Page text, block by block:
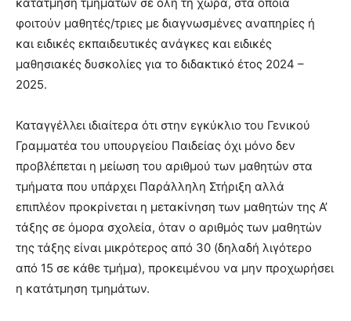
φοιτούν μαθητές/τριες με διαγνωσμένες αναπηρίες ή
και ειδικές εκπαιδευτικές ανάγκες και ειδικές
μαθησιακές δυσκολίες για το διδακτικό έτος 2024 –
2025.
Καταγγέλλει ιδιαίτερα ότι στην εγκύκλιο του Γενικού
Γραμματέα του υπουργείου Παιδείας όχι μόνο δεν
προβλέπεται η μείωση του αριθμού των μαθητών στα
τμήματα που υπάρχει Παράλληλη Στήριξη αλλά
επιπλέον προκρίνεται η μετακίνηση των μαθητών της Α’
τάξης σε όμορα σχολεία, όταν ο αριθμός των μαθητών
της τάξης είναι μικρότερος από 30 (δηλαδή λιγότερο
από 15 σε κάθε τμήμα), προκειμένου να μην προχωρήσει
η κατάτμηση τμημάτων.